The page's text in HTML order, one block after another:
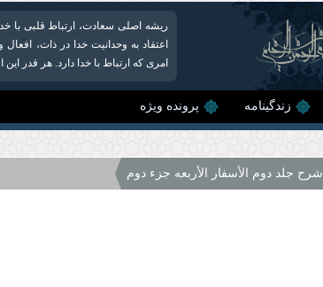
ریشه اصلی سعادت، ارتباط قلبی با
اعتقاد به وحدانیت خدا در ذات،
امری كه ارتباط با خدا دارد. هر قدر
زندگینامه پرونده ویژه
شرح جلد دوم الأسفار الأربعه جزء دوم